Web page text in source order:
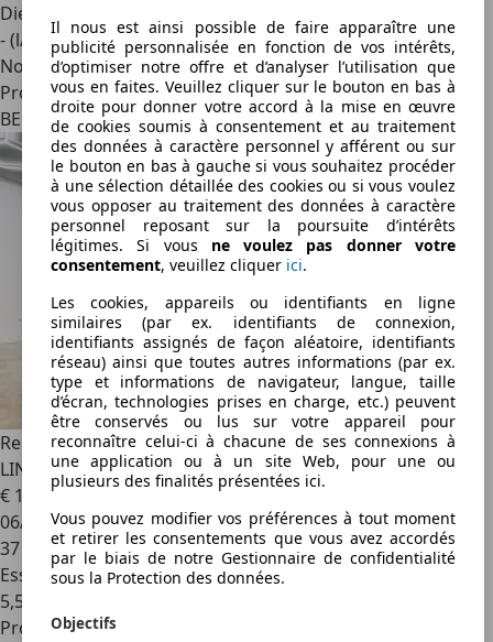
Il nous est ainsi possible de faire apparaître une
publicité personnalisée en fonction de vos intérêts,
d’optimiser notre offre et d’analyser l’utilisation que
vous en faites. Veuillez cliquer sur le bouton en bas à
droite pour donner votre accord à la mise en œuvre
de cookies soumis à consentement et au traitement
des données à caractère personnel y afférent ou sur
le bouton en bas à gauche si vous souhaitez procéder
à une sélection détaillée des cookies ou si vous voulez
vous opposer au traitement des données à caractère
personnel reposant sur la poursuite d’intérêts
légitimes. Si vous ne voulez pas donner votre
consentement, veuillez cliquer ici.
Les cookies, appareils ou identifiants en ligne
similaires (par ex. identifiants de connexion,
identifiants assignés de façon aléatoire, identifiants
réseau) ainsi que toutes autres informations (par ex.
type et informations de navigateur, langue, taille
d’écran, technologies prises en charge, etc.) peuvent
être conservés ou lus sur votre appareil pour
reconnaître celui-ci à chacune de ses connexions à
une application ou à un site Web, pour une ou
plusieurs des finalités présentées ici.
Vous pouvez modifier vos préférences à tout moment
et retirer les consentements que vous avez accordés
par le biais de notre Gestionnaire de confidentialité
sous la Protection des données.
Objectifs
Diesel
- (l/100 km)
Nouveau
Professionnel
BE 1980
Renault Megane ✅1AN GARANTIE✅GT
LINE✅CAMERA✅CARNET COMPLET
€ 15 999
06/2019
37 086 km
Essence
5,5 l/100 km (mixte)
Professionnel